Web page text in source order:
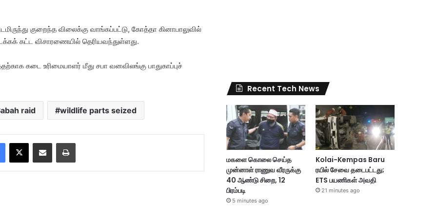
குறைந்த விலைக்கு வாங்கப்பட்டு, கோத்தா கினாபாலுவில்
கட்ட விசாரணையில் தெரியவந்துள்ளது.
கடை உரிமையாளர் மீது சபா வனவிலங்கு பாதுகாப்புச்
raid wildlife parts seized
Recent Tech News
மகளை கொலை செய்த
முன்னாள் ராணுவ வீரருக்கு
40 ஆண்டு சிறை, 12
பிரம்படி
5 minutes ago
Kolai-Kempas Baru
ரயில் சேவை தடைபட்டது;
ETS பயணிகள் அவதி
21 minutes ago